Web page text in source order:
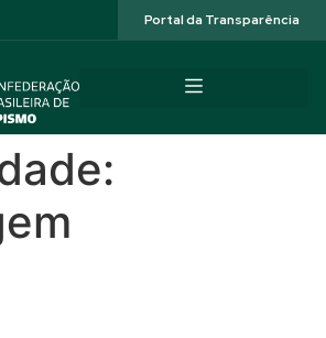
Portal da Transparência